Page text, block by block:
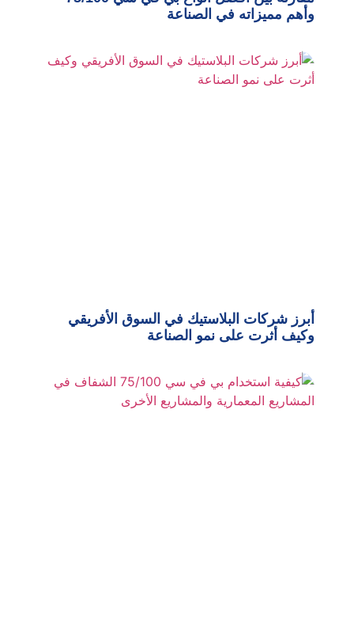
وأهم مميزاته في الصناعة
أبرز شركات البلاستيك في السوق الأفريقي
وكيف أثرت على نمو الصناعة